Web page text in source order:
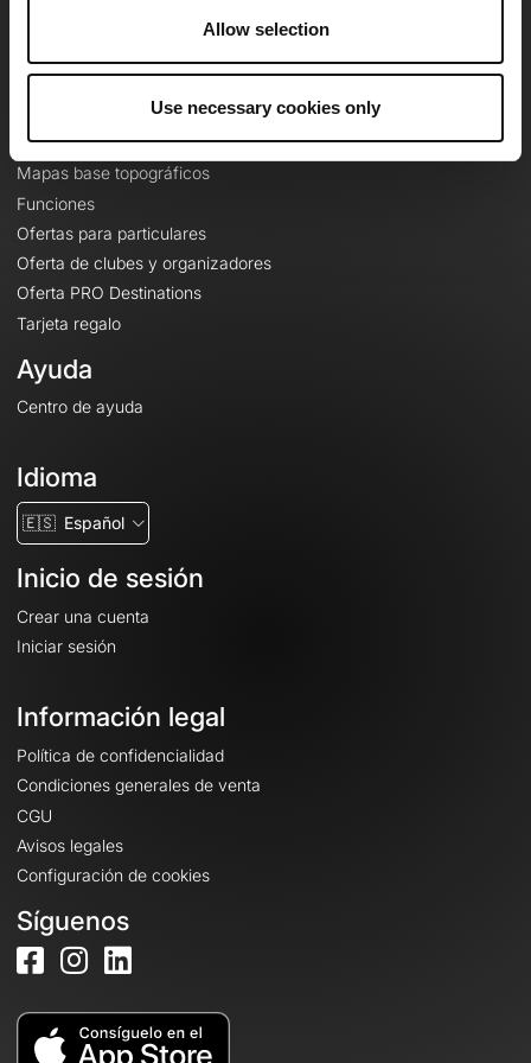
Allow selection
Use necessary cookies only
Contacto
Ofertas
Mapas base topográficos
Funciones
Ofertas para particulares
Oferta de clubes y organizadores
Oferta PRO Destinations
Tarjeta regalo
Ayuda
Centro de ayuda
Idioma
🇪🇸 Español
Inicio de sesión
Crear una cuenta
Iniciar sesión
Información legal
Política de confidencialidad
Condiciones generales de venta
CGU
Avisos legales
Configuración de cookies
Síguenos